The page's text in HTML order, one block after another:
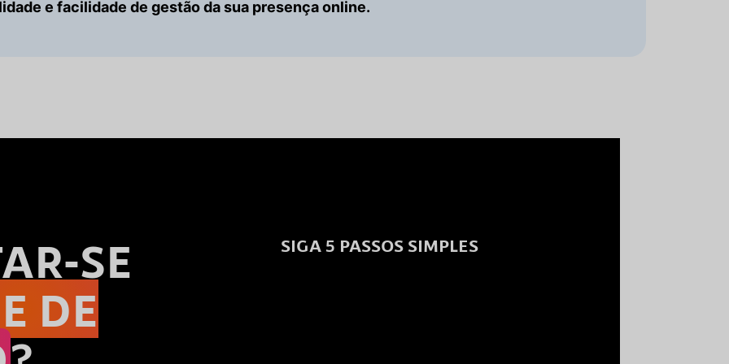
e facilidade de gestão da sua presença online.
SE
DE
SIGA 5 PASSOS SIMPLES